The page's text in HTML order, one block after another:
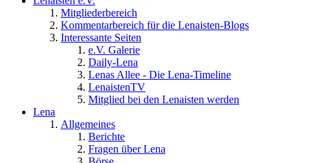
Mitgliederbereich
Kommentarbereich für die Lenaisten-Blogs
Interessante Seiten
e.V. Galerie
Daily-Lena
Lenas Allee - Die Lena-Timeline
LenaistenTV
Mitglied bei den Lenaisten werden
Lena
Allgemeines
Berichte
Fragen über Lena